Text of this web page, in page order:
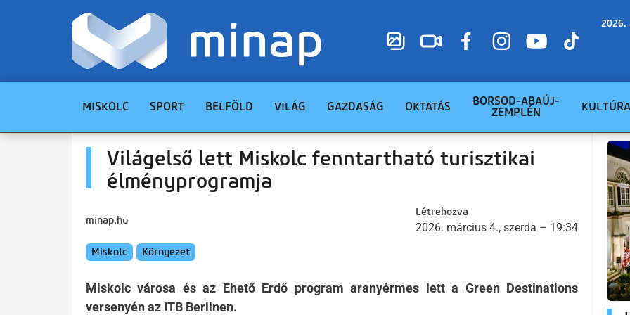
2026.
MISKOLC SPORT BELFÖLD VILÁG GAZDASÁG OKTATÁS
BORSOD-ABAÚJ-
ZEMPLÉN
KULTÚRA
Világelső lett Miskolc fenntartható turisztikai
élményprogramja
minap.hu
Létrehozva
2026. március 4., szerda – 19:34
Miskolc Környezet
Miskolc városa és az Ehető Erdő program aranyérmes lett a Green Destinations
versenyén az ITB Berlinen.